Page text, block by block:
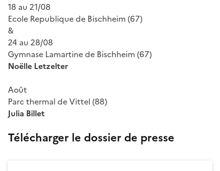
18 au 21/08
Ecole Republique de Bischheim (67)
&
24 au 28/08
Gymnase Lamartine de Bischheim (67)
Noëlle Letzelter
Août
Parc thermal de Vittel (88)
Julia Billet
Télécharger le dossier de presse